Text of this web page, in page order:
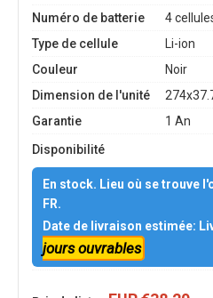
Numéro de batterie
4
Type de cellule
Li-ion
Couleur
Noir
Dimension de l'unité
Garantie
1 An
Disponibilité
En stock. Lieu où se trouve
FR.
Date de livraison estimée:
jours ouvrables